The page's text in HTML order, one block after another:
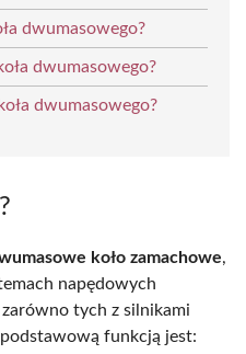
dwumasowego?
dwumasowego?
dwumasowego?
koło zamachowe,
napędowych
tych z silnikami
funkcją jest: